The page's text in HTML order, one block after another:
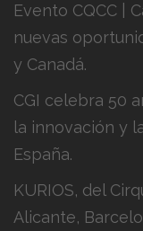
Evento CQCC |
nuevas
y Canadá.
CGI celebra 50
la innovación y
España.
KURIOS, del
Alicante,